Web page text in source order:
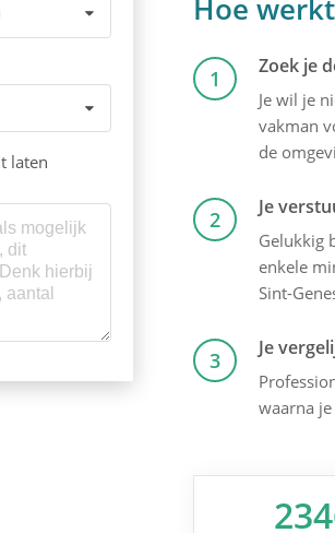
laten
Hoe
1 Zoek je
Je wil je
vakman
de
2 Je
Gelukkig
enkele
Sint-
3 Je
waarna